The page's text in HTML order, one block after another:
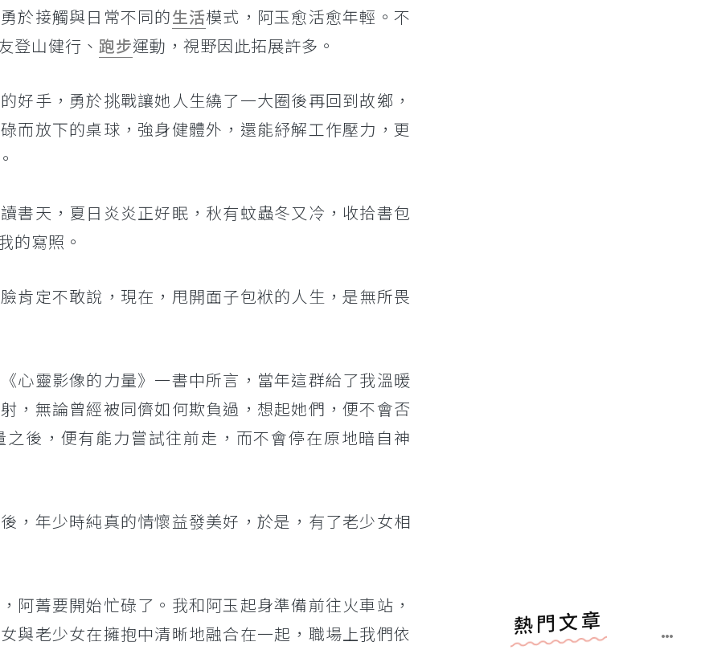
於接觸與日常不同的生活模式，阿玉愈活愈年輕。不
登山健行、 跑步運動，視野因此拓展許多。
好手，勇於挑戰讓她人生繞了一大圈後再回到故鄉，
而放下的桌球，強身健體外，還能紓解工作壓力，更
書天，夏日炎炎正好眠，秋有蚊蟲冬又冷，收拾書包
的寫照。
肯定不敢說，現在，甩開面子包袱的人生，是無所畏
心靈影像的力量》一書中所言，當年這群給了我溫暖
，無論曾經被同儕如何欺負過，想起她們，便不會否
後，便有能力嘗試往前走，而不會停在原地暗自神
，年少時純真的情懷益發美好，於是，有了老少女相
阿菁要開始忙碌了。我和阿玉起身準備前往火車站，
與老少女在擁抱中清晰地融合在一起，職場上我們依
熱門文章